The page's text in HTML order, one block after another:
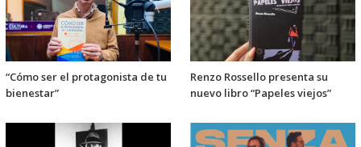
“Cómo ser el protagonista de tu
bienestar”
Renzo Rossello presenta su
nuevo libro “Papeles viejos”